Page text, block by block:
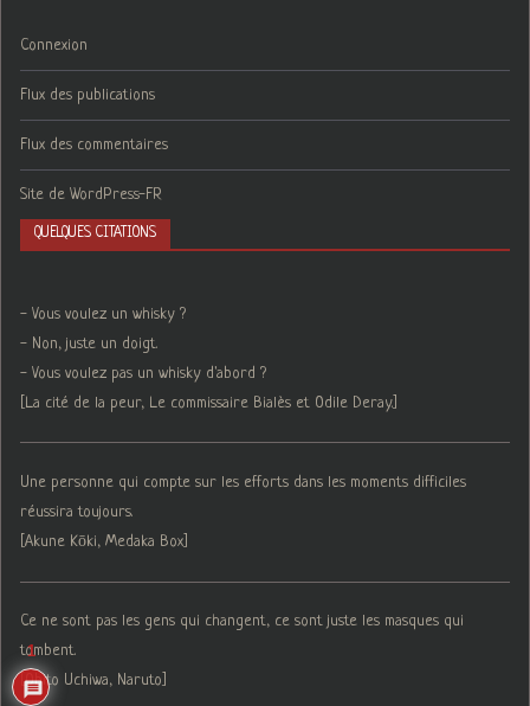
Connexion
Flux des publications
Flux des commentaires
Site de WordPress-FR
QUELQUES CITATIONS
- Vous voulez un whisky ?
- Non, juste un doigt.
- Vous voulez pas un whisky d'abord ?
[La cité de la peur, Le commissaire Bialès et Odile Deray.]
Une personne qui compte sur les efforts dans les moments difficiles
réussira toujours.
[Akune Kōki, Medaka Box]
Ce ne sont pas les gens qui changent, ce sont juste les masques qui
tombent.
[Obito Uchiwa, Naruto]
1